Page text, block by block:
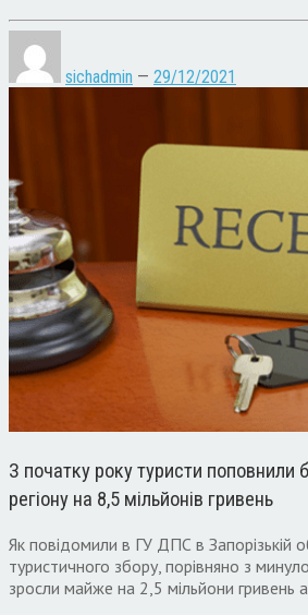
sichadmin — 29/12/2021
З початку року туристи
регіону на 8,5 мільйонів гривень
Як повідомили в ГУ ДПС в Запорізькій
туристичного збору, порівняно з
зросли майже на 2,5 мільйони гривень